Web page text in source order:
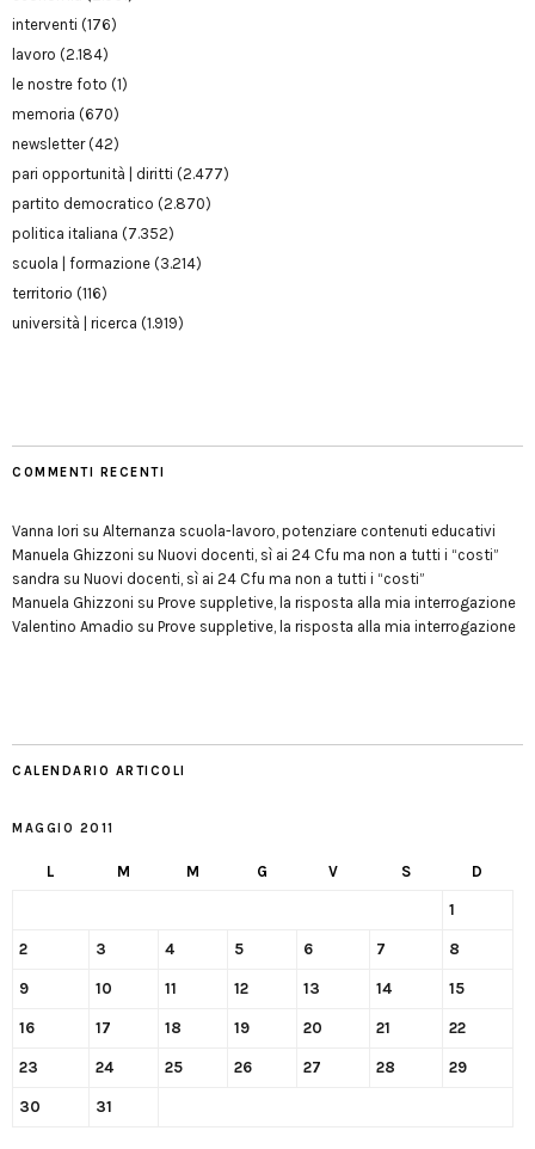
interventi (176)
lavoro (2.184)
le nostre foto (1)
memoria (670)
newsletter(42)
pari opportunità | diritti (2.477)
partito democratico (2.870)
politica italiana (7.352)
scuola | formazione (3.214)
territorio (116)
università | ricerca (1.919)
COMMENTI RECENTI
Vanna Iori su Alternanza scuola-lavoro, potenziare contenuti educativi
Manuela Ghizzoni su Nuovi docenti, sì ai 24 Cfu ma non a tutti i “costi”
sandra su Nuovi docenti, sì ai 24 Cfu ma non a tutti i “costi”
Manuela Ghizzoni su Prove suppletive, la risposta alla mia interrogazione
Valentino Amadio su Prove suppletive, la risposta alla mia interrogazione
CALENDARIO ARTICOLI
MAGGIO 2011
L M M G V S D
1
2 3 4 5 6 7 8
9 10 11 12 13 14 15
16 17 18 19 20 21 22
23 24 25 26 27 28 29
30 31